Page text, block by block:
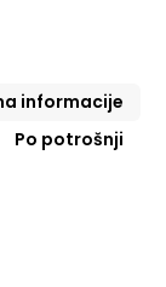
informacije
Po potrošnji